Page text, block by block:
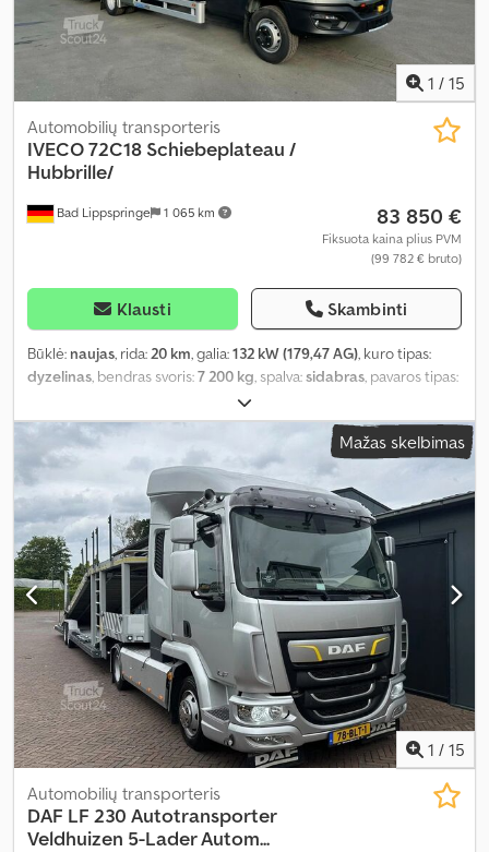
1 / 15
Bad Lippspringe 1 065 km
Automobilių transporteris
IVECO72C18 Schiebeplateau /
Hubbrille/
83 850 €
Fiksuota kaina plius PVM
(99 782 € bruto)
Klausti Skambinti
Būklė: naujas, rida:20 km, galia:132 kW (179,47 AG), kuro tipas:
dyzelinas, bendras svoris:7 200 kg, spalva:sidabras, pavaros tipas:
Euro 6, sėdimų vietų skaičius:
krovimo vietos ilgis:6 100 mm, krovinių skyriaus plotis:2 300 mm,
Įranga:ABS, autonominis šildytuvas, centrinis užraktas,
elektroninė stabilumo programa (ESP), oro kondicionavimas,
suodžių filtras
Mažas skelbimas
1 / 15
Automobilių transporteris
DAF LF 230 Autotransporter
Veldhuizen 5-Lader Autom...